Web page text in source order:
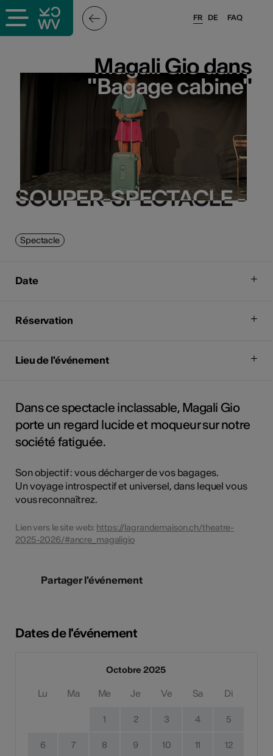
FAQ
FR DE
Magali Gio dans
"Bagage cabine"
SOUPER-SPECTACLE -
Magali Gio dans
"Bagage cabine"
SOUPER-SPECTACLE -
Spectacle
Date
Réservation
Lieu de l'événement
Dans ce spectacle inclassable, Magali Gio
porte un regard lucide et moqueur sur notre
société fatiguée.
Son objectif : vous décharger de vos bagages.
Un voyage introspectif et universel, dans lequel vous
vous reconnaîtrez.
Lien vers le site web: https://lagrandemaison.ch/theatre-
2025-2026/#ancre_magaligio
Partager l'événement
Dates de l'événement
Octobre 2025
Lu Ma Me Je Ve Sa Di
1 2 3 4 5
6 7 8 9 10 11 12